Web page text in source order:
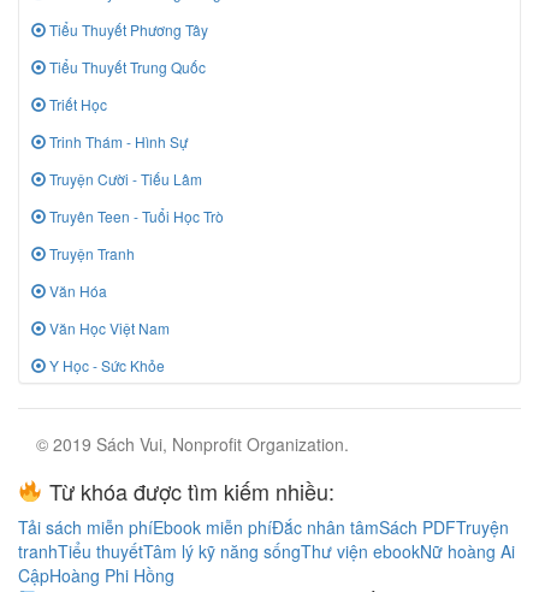
Tiểu Thuyết Phương Tây
Tiểu Thuyết Trung Quốc
Triết Học
Trinh Thám - Hình Sự
Truyện Cười - Tiếu Lâm
Truyên Teen - Tuổi Học Trò
Truyện Tranh
Văn Hóa
Văn Học Việt Nam
Y Học - Sức Khỏe
© 2019 Sách Vui, Nonprofit Organization.
Từ khóa được tìm kiếm nhiều:
Tải sách miễn phíEbook miễn phíĐắc nhân tâmSách PDFTruyện
tranhTiểu thuyếtTâm lý kỹ năng sốngThư viện ebookNữ hoàng Ai
CậpHoàng Phi Hồng